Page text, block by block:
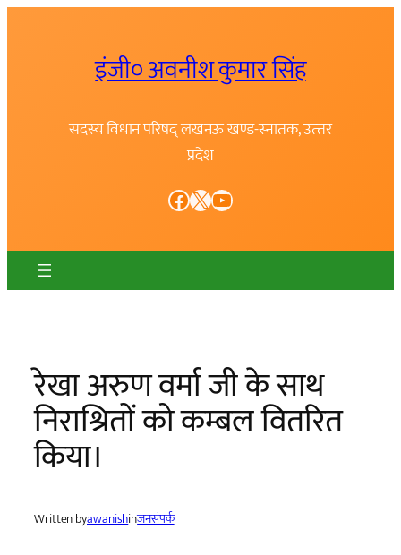
इंजी० अवनीश कुमार सिंह
सदस्य विधान परिषद् लखनऊ खण्ड-स्नातक, उत्त्तर
प्रदेश
Facebook X YouTube
रेखा अरुण वर्मा जी के साथ
निराश्रितों को कम्बल वितरित
किया।
Written byawanishinजनसंपर्क